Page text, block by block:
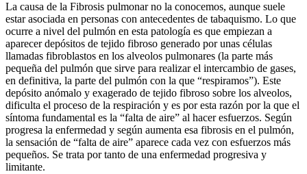
La causa de la Fibrosis pulmonar no la conocemos, aunque suele
estar asociada en personas con antecedentes de tabaquismo. Lo que
ocurre a nivel del pulmón en esta patología es que empiezan a
aparecer depósitos de tejido fibroso generado por unas células
llamadas fibroblastos en los alveolos pulmonares (la parte más
pequeña del pulmón que sirve para realizar el intercambio de gases,
en definitiva, la parte del pulmón con la que “respiramos”). Este
depósito anómalo y exagerado de tejido fibroso sobre los alveolos,
dificulta el proceso de la respiración y es por esta razón por la que el
síntoma fundamental es la “falta de aire” al hacer esfuerzos. Según
progresa la enfermedad y según aumenta esa fibrosis en el pulmón,
la sensación de “falta de aire” aparece cada vez con esfuerzos más
pequeños. Se trata por tanto de una enfermedad progresiva y
limitante.